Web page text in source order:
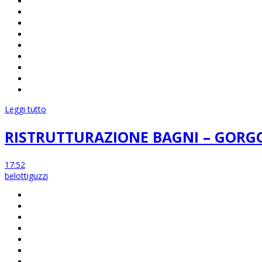
Leggi tutto
RISTRUTTURAZIONE BAGNI –
17:52
belottiguzzi